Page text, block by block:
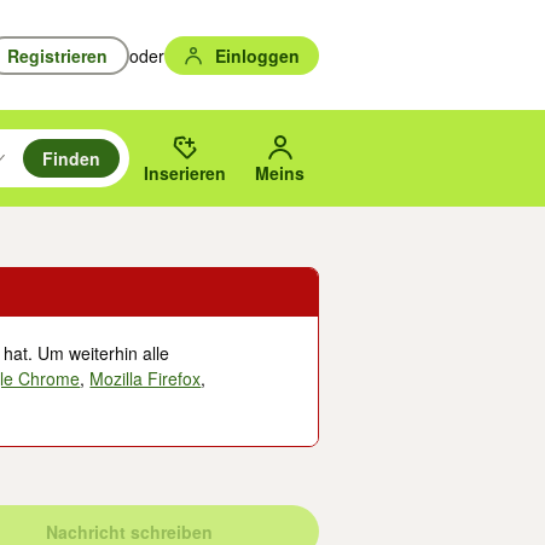
Registrieren oder Einloggen
und mit Eingabetaste auswählen.
um zu suchen, oder Vorschläge mit den Pfeiltasten nach oben/
des gewählten Orts oder PLZ.
Finden
Inserieren Meins
Um weiterhin alle
Chrome, Mozilla Firefox,
Nachricht schreiben